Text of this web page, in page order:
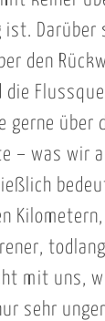
ist. Darüber
den
die
gerne über
– was wir
mit uns,
sehr